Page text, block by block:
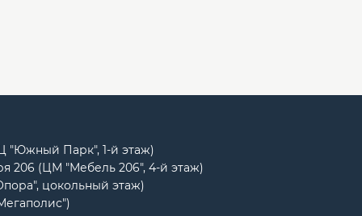
"Южный Парк", 1-й этаж)
206 (ЦМ "Мебель 206", 4-й этаж)
цокольный этаж)